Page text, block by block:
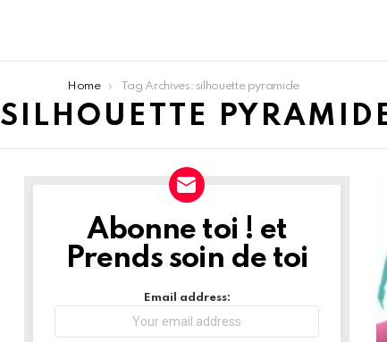
Home Tag Archives: silhouette pyramide
SILHOUETTE
NEWSLETTER
Abonne toi ! et
Prends soin de toi
Email address: